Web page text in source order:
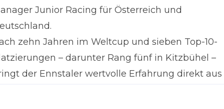
Junior Racing für Österreich und
zehn Jahren im Weltcup und sieben Top-10-
– darunter Rang fünf in Kitzbühel –
der Ennstaler wertvolle Erfahrung direkt aus